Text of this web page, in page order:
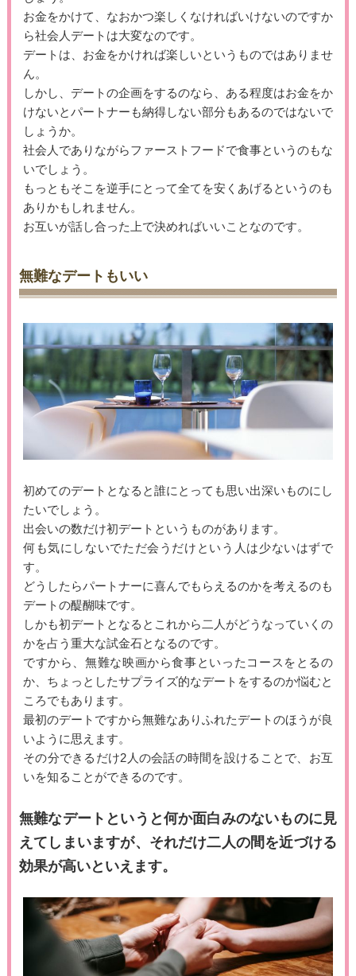
お金をかけて、なおかつ楽しくなければいけないのですか
ら社会人デートは大変なのです。
デートは、お金をかければ楽しいというものではありませ
ん。
しかし、デートの企画をするのなら、ある程度はお金をか
けないとパートナーも納得しない部分もあるのではないで
しょうか。
社会人でありながらファーストフードで食事というのもな
いでしょう。
もっともそこを逆手にとって全てを安くあげるというのも
ありかもしれません。
お互いが話し合った上で決めればいいことなのです。
無難なデートもいい
初めてのデートとなると誰にとっても思い出深いものにし
たいでしょう。
出会いの数だけ初デートというものがあります。
何も気にしないでただ会うだけという人は少ないはずで
す。
どうしたらパートナーに喜んでもらえるのかを考えるのも
デートの醍醐味です。
しかも初デートとなるとこれから二人がどうなっていくの
かを占う重大な試金石となるのです。
ですから、無難な映画から食事といったコースをとるの
か、ちょっとしたサプライズ的なデートをするのか悩むと
ころでもあります。
最初のデートですから無難なありふれたデートのほうが良
いように思えます。
その分できるだけ2人の会話の時間を設けることで、お互
いを知ることができるのです。
無難なデートというと何か面白みのないものに見
えてしまいますが、それだけ二人の間を近づける
効果が高いといえます。